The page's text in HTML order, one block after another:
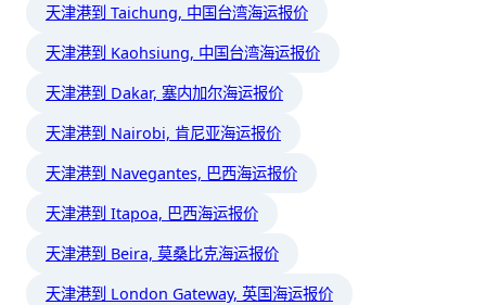
天津港到 Taichung, 中国台湾海运报价
天津港到 Kaohsiung, 中国台湾海运报价
天津港到 Dakar, 塞内加尔海运报价
天津港到 Nairobi, 肯尼亚海运报价
天津港到 Navegantes, 巴西海运报价
天津港到 Itapoa, 巴西海运报价
天津港到 Beira, 莫桑比克海运报价
天津港到 London Gateway, 英国海运报价